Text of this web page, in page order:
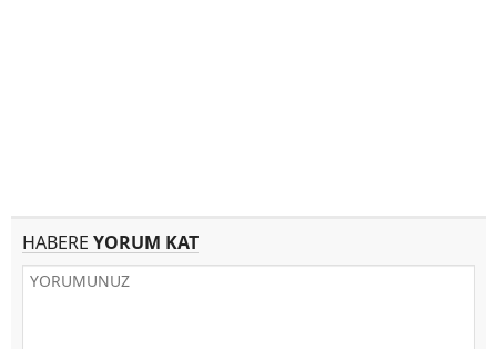
HABERE YORUM KAT